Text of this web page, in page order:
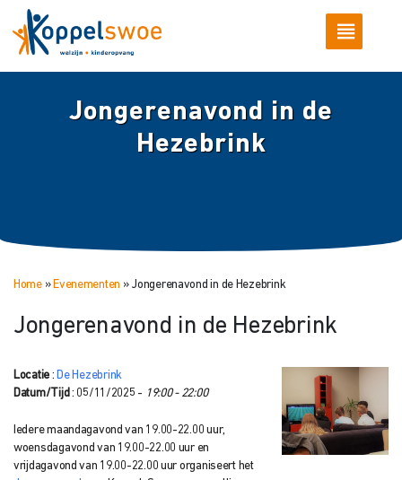
Jongerenavond in de
Hezebrink
Home» Evenementen » Jongerenavond in de Hezebrink
Jongerenavond in de Hezebrink
Locatie : De Hezebrink
Datum/Tijd : 05/11/2025 - 19:00 - 22:00
Iedere maandagavond van 19.00-22.00 uur,
woensdagavond van 19.00-22.00 uur en
vrijdagavond van 19.00-22.00 uur organiseert het